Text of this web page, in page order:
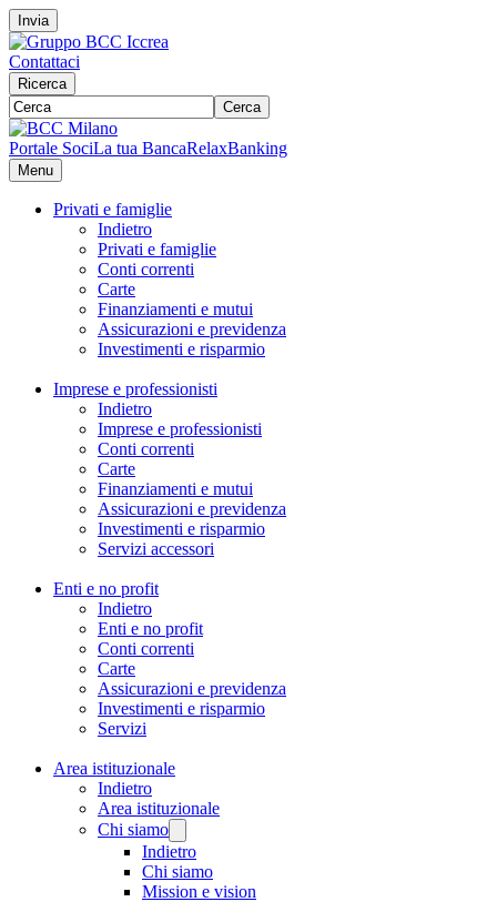
Invia
Contattaci
Ricerca
Cerca
Portale SociLa tua BancaRelaxBanking
Menu
Privati e famiglie
Indietro
Privati e famiglie
Conti correnti
Carte
Finanziamenti e mutui
Assicurazioni e previdenza
Investimenti e risparmio
Imprese e professionisti
Indietro
Imprese e professionisti
Conti correnti
Carte
Finanziamenti e mutui
Assicurazioni e previdenza
Investimenti e risparmio
Servizi accessori
Enti e no profit
Indietro
Enti e no profit
Conti correnti
Carte
Assicurazioni e previdenza
Investimenti e risparmio
Servizi
Area istituzionale
Indietro
Area istituzionale
Chi siamo
Indietro
Chi siamo
Mission e vision